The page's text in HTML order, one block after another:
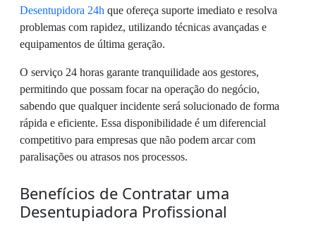
Desentupidora 24h que ofereça suporte imediato e resolva
problemas com rapidez, utilizando técnicas avançadas e
equipamentos de última geração.
O serviço 24 horas garante tranquilidade aos gestores,
permitindo que possam focar na operação do negócio,
sabendo que qualquer incidente será solucionado de forma
rápida e eficiente. Essa disponibilidade é um diferencial
competitivo para empresas que não podem arcar com
paralisações ou atrasos nos processos.
Benefícios de Contratar uma
Desentupiadora Profissional